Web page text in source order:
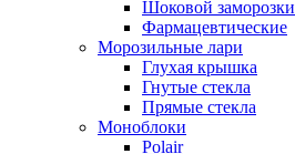
Шоковой заморозки
Фармацевтические
Морозильные лари
Глухая крышка
Гнутые стекла
Прямые стекла
Моноблоки
Polair